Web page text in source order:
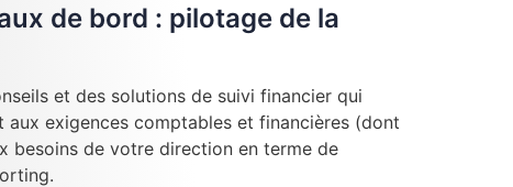
de bord : pilotage de la
et des solutions de suivi financier qui
exigences comptables et financières (dont
besoins de votre direction en terme de